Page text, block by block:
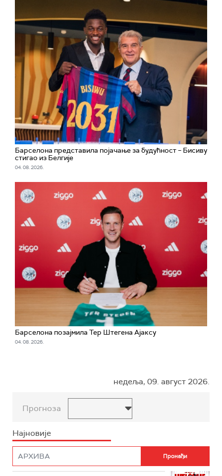
Барселона представила појачање за будућност – Бисиву
стигао из Белгије
04. 08. 2026.
Барселона позајмила Тер Штегена Ајаксу
04. 08. 2026.
недеља, 09. август 2026.
Прогноза
Најновије